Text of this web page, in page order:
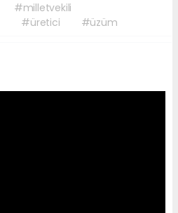
#milletvekili
#üretici #üzüm